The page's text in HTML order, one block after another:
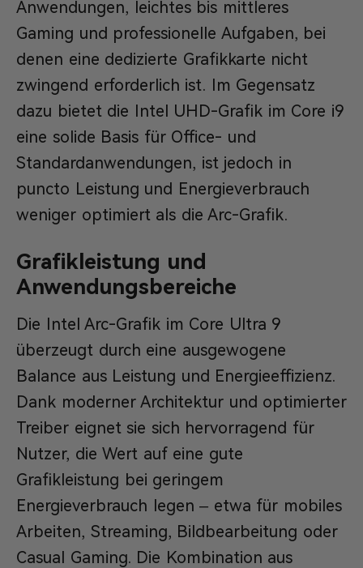
Anwendungen, leichtes bis mittleres
Gaming und professionelle Aufgaben, bei
denen eine dedizierte Grafikkarte nicht
zwingend erforderlich ist. Im Gegensatz
dazu bietet die Intel UHD-Grafik im Core i9
eine solide Basis für Office- und
Standardanwendungen, ist jedoch in
puncto Leistung und Energieverbrauch
weniger optimiert als die Arc-Grafik.
Grafikleistung und
Anwendungsbereiche
Die Intel Arc-Grafik im Core Ultra 9
überzeugt durch eine ausgewogene
Balance aus Leistung und Energieeffizienz.
Dank moderner Architektur und optimierter
Treiber eignet sie sich hervorragend für
Nutzer, die Wert auf eine gute
Grafikleistung bei geringem
Energieverbrauch legen – etwa für mobiles
Arbeiten, Streaming, Bildbearbeitung oder
Casual Gaming. Die Kombination aus